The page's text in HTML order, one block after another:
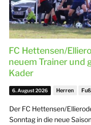
FC Hettensen/
neuem Trainer und
Kader
6. August 2026 Herren
Der FC Hettensen/
Sonntag in die neue